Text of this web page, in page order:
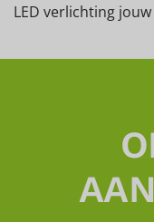
LED verlichting